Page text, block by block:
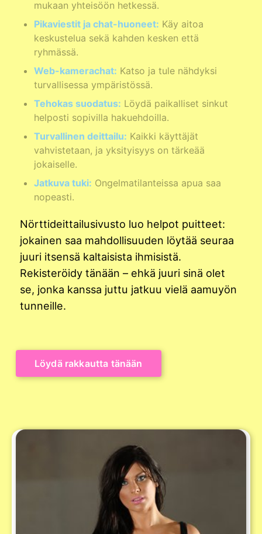
mukaan yhteisöön hetkessä.
Pikaviestit ja chat-huoneet: Käy aitoa
keskustelua sekä kahden kesken että
ryhmässä.
Web-kamerachat: Katso ja tule nähdyksi
turvallisessa ympäristössä.
Tehokas suodatus: Löydä paikalliset sinkut
helposti sopivilla hakuehdoilla.
Turvallinen deittailu: Kaikki käyttäjät
vahvistetaan, ja yksityisyys on tärkeää
jokaiselle.
Jatkuva tuki: Ongelmatilanteissa apua saa
nopeasti.
Nörttideittailusivusto luo helpot puitteet:
jokainen saa mahdollisuuden löytää seuraa
juuri itsensä kaltaisista ihmisistä.
Rekisteröidy tänään – ehkä juuri sinä olet
se, jonka kanssa juttu jatkuu vielä aamuyön
tunneille.
Löydä rakkautta tänään